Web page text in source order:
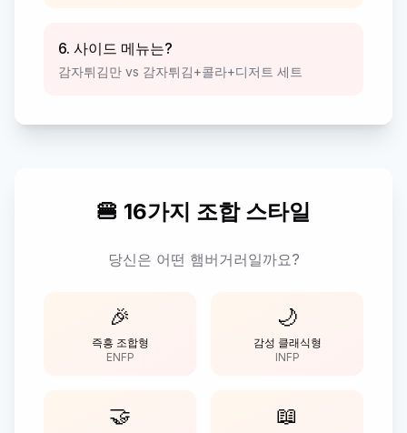
6. 사이드 메뉴는?
감자튀김만 vs 감자튀김+콜라+디저트 세트
🍔 16가지 조합 스타일
당신은 어떤 햄버거러일까요?
🎉
즉흥 조합형
ENFP
🌙
감성 클래식형
INFP
🤝 📖